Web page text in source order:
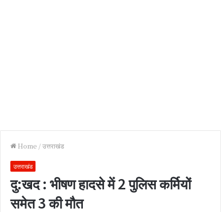
Home /उत्तराखंड
उत्तराखंड
दु:खद : भीषण हादसे में 2 पुलिस कर्मियों
समेत 3 की मौत